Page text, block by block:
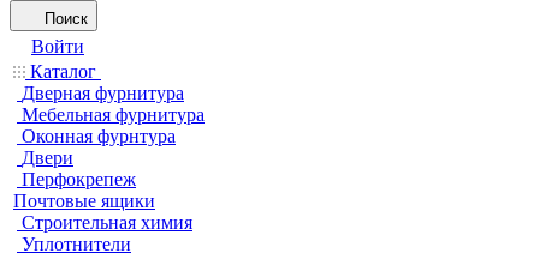
Поиск
Войти
Каталог
Дверная фурнитура
Мебельная фурнитура
Оконная фурнтура
Двери
Перфокрепеж
Почтовые ящики
Строительная химия
Уплотнители